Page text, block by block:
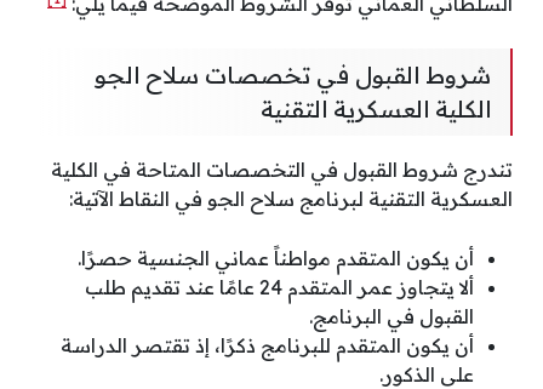
شروط القبول في تخصصات سلاح الجو
الكلية العسكرية التقنية
تندرج شروط القبول في التخصصات المتاحة في الكلية
العسكرية التقنية لبرنامج سلاح الجو في النقاط الآتية:
أن يكون المتقدم مواطناً عماني الجنسية حصرًا.
ألا يتجاوز عمر المتقدم 24 عامًا عند تقديم طلب
القبول في البرنامج.
أن يكون المتقدم للبرنامج ذكرًا، إذ تقتصر الدراسة
على الذكور.